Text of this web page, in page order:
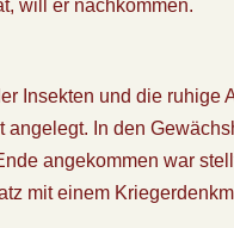
will er nachkommen.
Insekten und die ruhige
In den
angekommen war
mit einem